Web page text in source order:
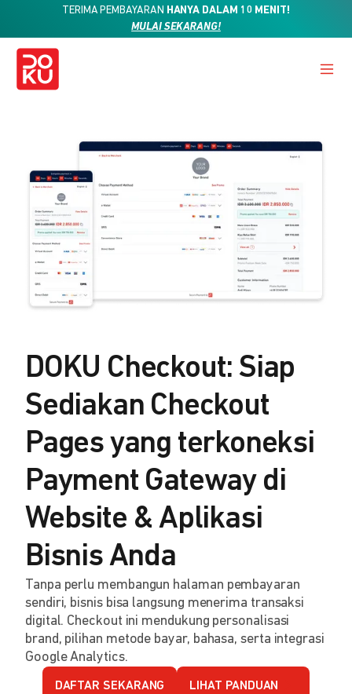
TERIMA PEMBAYARAN HANYA DALAM 10 MENIT!
MULAI SEKARANG!
DOKU Checkout: Siap
Sediakan Checkout
Pages yang terkoneksi
Payment Gateway di
Website & Aplikasi
Bisnis Anda
Tanpa perlu membangun halaman pembayaran
sendiri, bisnis bisa langsung menerima transaksi
digital. Checkout ini mendukung personalisasi
brand, pilihan metode bayar, bahasa, serta integrasi
Google Analytics.
DAFTAR SEKARANG LIHAT PANDUAN